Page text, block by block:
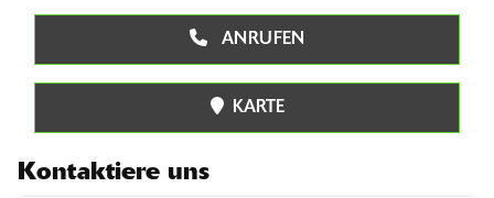
ANRUFEN
KARTE
Kontaktiere uns